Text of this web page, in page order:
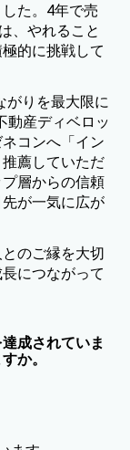
た。4年で売
、やれること
的に挑戦して
がりを最大限に
動産ディベロッ
コンへ「イン
薦していただ
層からの信頼
が一気に広が
のご縁を大切
につながって
成されていま
か。